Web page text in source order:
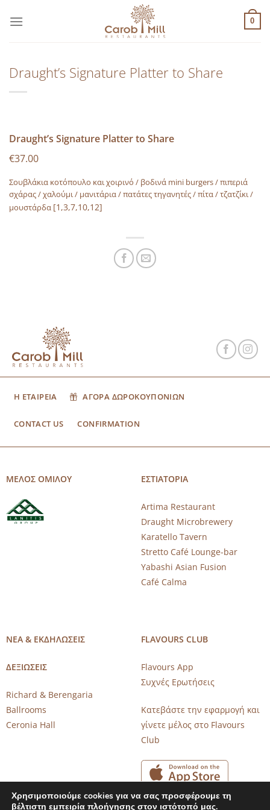
στο
0
Draught’s Signature Platter to Share
Draught’s Signature Platter to Share
€37.00
Σουβλάκια κοτόπουλο και χοιρινό / βοδινά mini burgers / πιπεριά
σχάρας / χαλούμι / μανιτάρια / πατάτες τηγανητές / πίτα / τζατζίκι /
μουστάρδα [1,3,7,10,12]
Η ΕΤΑΙΡΕΙΑ ΑΓΟΡΑ ΔΩΡΟΚΟΥΠΟΝΙΩΝ
CONTACT US CONFIRMATION
ΜΕΛΟΣ ΟΜΙΛΟΥ ΕΣΤΙΑΤΟΡΙΑ
Artima Restaurant
Draught Microbrewery
Karatello Tavern
Stretto Café Lounge-bar
Yabashi Asian Fusion
Café Calma
ΝΕΑ & ΕΚΔΗΛΩΣΕΙΣ
ΔΕΞΙΩΣΕΙΣ
Richard & Berengaria
Ballrooms
Ceronia Hall
FLAVOURS CLUB
Flavours App
Συχνές Ερωτήσεις
Κατεβάστε την εφαρμογή και
γίνετε μέλος στο Flavours
Club
Χρησιμοποιούμε cookies για να σας προσφέρουμε τη
βέλτιστη εμπειρία πλοήγησης στον ιστότοπό μας.